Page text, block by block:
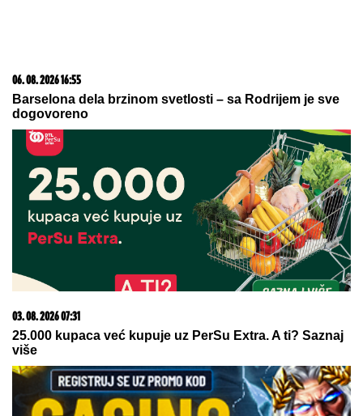
06. 08. 2026 16:55
Barselona dela brzinom svetlosti – sa Rodrijem je sve
dogovoreno
03. 08. 2026 07:31
25.000 kupaca već kupuje uz PerSu Extra. A ti? Saznaj
više